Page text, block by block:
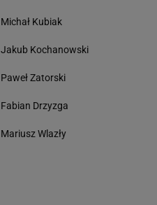
Michał Kubiak
Jakub Kochanowski
Paweł Zatorski
Fabian Drzyzga
Mariusz Wlazły